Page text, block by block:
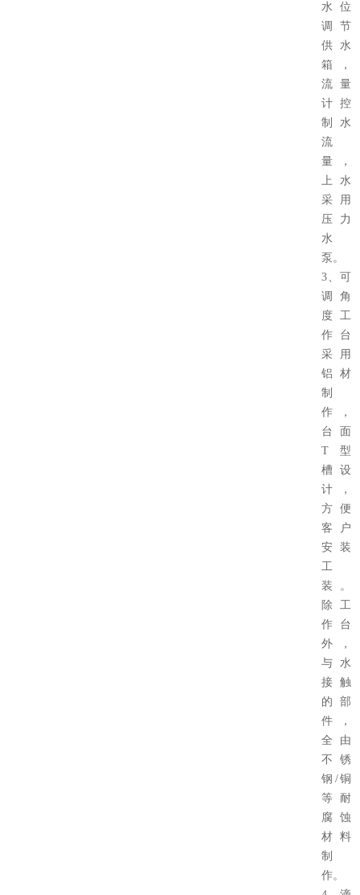
水位
调节
供水
箱，
流量
计控
制水
流
量，
上水
采用
压力
水
泵。
3、可
调角
度工
作台
采用
铝材
制
作，
台面
T型
槽设
计，
方便
客户
安装
工
装。
除工
作台
外，
与水
接触
的部
件，
全由
不锈
钢/铜
等耐
腐蚀
材料
制
作。